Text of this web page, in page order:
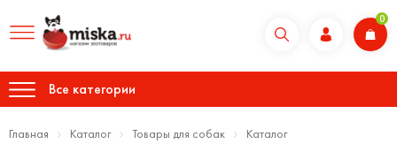
0
Все категории
Главная Каталог Товары для собак Каталог